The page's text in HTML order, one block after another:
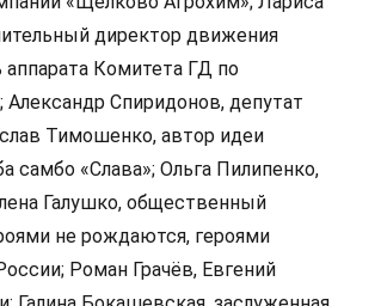
директор движения
аппарата Комитета ГД по
Спиридонов, депутат
Тимошенко, автор идеи
самбо «Слава»; Ольга Пилипенко,
Галушко, общественный
не рождаются, героями
Роман Грачёв, Евгений